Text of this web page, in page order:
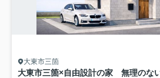
大東市三箇